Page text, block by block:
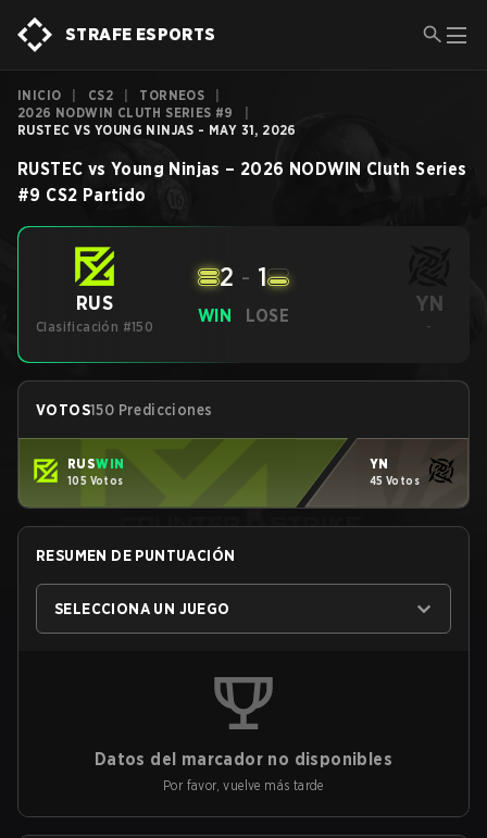
STRAFE ESPORTS
INICIO CS2 TORNEOS
2026 NODWIN CLUTH SERIES #9
RUSTEC VS YOUNG NINJAS - MAY 31, 2026
RUSTEC vs Young Ninjas – 2026 NODWIN Cluth Series
#9 CS2 Partido
RUS
Clasificación #150
WIN
2 - 1
LOSE YN
-
VOTOS150 Predicciones
RUSWIN
105 Votos
YN
45 Votos
RESUMEN DE PUNTUACIÓN
SELECCIONA UN JUEGO
Datos del marcador no disponibles
Por favor, vuelve más tarde